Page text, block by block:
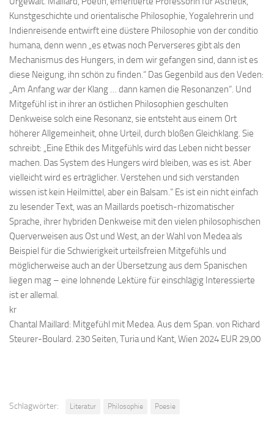
Kunstgeschichte und orientalische Philosophie, Yogalehrerin und
Indienreisende entwirft eine düstere Philosophie von der conditio
humana, denn wenn „es etwas noch Perverseres gibt als den
Mechanismus des Hungers, in dem wir gefangen sind, dann ist es
diese Neigung, ihn schön zu finden.“ Das Gegenbild aus den Veden:
„Am Anfang war der Klang … dann kamen die Resonanzen“. Und
Mitgefühl ist in ihrer an östlichen Philosophien geschulten
Denkweise solch eine Resonanz, sie entsteht aus einem Ort
höherer Allgemeinheit, ohne Urteil, durch bloßen Gleichklang. Sie
schreibt: „Eine Ethik des Mitgefühls wird das Leben nicht besser
machen. Das System des Hungers wird bleiben, was es ist. Aber
vielleicht wird es erträglicher. Verstehen und sich verstanden
wissen ist kein Heilmittel, aber ein Balsam.“ Es ist ein nicht einfach
zu lesender Text, was an Maillards poetisch-rhizomatischer
Sprache, ihrer hybriden Denkweise mit den vielen philosophischen
Querverweisen aus Ost und West, an der Wahl von Medea als
Beispiel für die Schwierigkeit urteilsfreien Mitgefühls und
möglicherweise auch an der Übersetzung aus dem Spanischen
liegen mag – eine lohnende Lektüre für einschlägig Interessierte
ist er allemal.
kr
Chantal Maillard: Mitgefühl mit Medea. Aus dem Span. von Richard
Steurer-Boulard. 230 Seiten, Turia und Kant, Wien 2024 EUR 29,00
Schlagwörter: Literatur Philosophie Poesie